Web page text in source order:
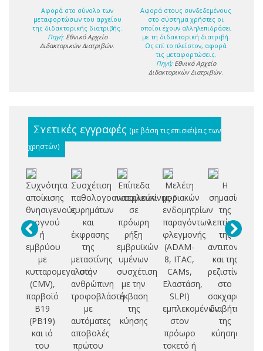
Αφορά στο σύνολο των
μεταφορτώσων του αρχείου
της διδακτορικής διατριβής.
Πηγή: Εθνικό Αρχείο
Διδακτορικών Διατριβών.
Αφορά στους συνδεδεμένους
στο σύστημα χρήστες οι
οποίοι έχουν αλληλεπιδράσει
με τη διδακτορική διατριβή.
Ως επί το πλείστον, αφορά
τις μεταφορτώσεις.
Πηγή: Εθνικό Αρχείο
Διδακτορικών Διατριβών.
Σχετικές εγγραφές (με βάση τις επισκέψεις των
χρηστών)
Συχνότητα
αποίκισης
θνησιγενούς
νεογνού
ή
εμβρύου
με
κυτταρομεγαλοϊό
(CMV),
παρβοϊό
Β19
(PB19)
και ιό
του
Συσχέτιση
παθολογοανατομικών
ευρημάτων
και
έκφρασης
της
μεταστίνης
στην
ανθρώπινη
τροφοβλάστη
με
αυτόματες
αποβολές
πρώτου
Επίπεδα
ιντερλευκίνης-6
σε
πρόωρη
ρήξη
εμβρυϊκών
υμένων
συσχέτιση
με την
έκβαση
της
κύησης
Μελέτη
μοριακών
ενδομητρίων
παραγόντων
φλεγμονής
(ADAM-
8, ITAC,
CAMs,
Ελαστάση,
SLPI)
εμπλεκομένων
στον
πρόωρο
τοκετό ή
Η
σημασία
της
λεπτίνης,
της
και της
ρεζιστίνης
στο
σακχαρώδη
διαβήτη
της
κύησης